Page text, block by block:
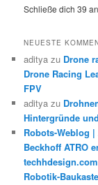
Schließe dich 39
NEUESTE
aditya zu Drone
Drone Racing
FPV
aditya zu
Hintergründe
Robots-Weblog
Beckhoff ATRO
Robotik-